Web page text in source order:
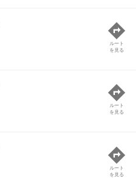
ルート
を見る
ルート
を見る
ルート
を見る